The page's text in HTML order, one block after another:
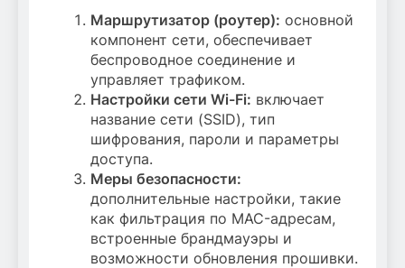
Маршрутизатор (роутер): основной
компонент сети, обеспечивает
беспроводное соединение и
управляет трафиком.
Настройки сети Wi-Fi: включает
название сети (SSID), тип
шифрования, пароли и параметры
доступа.
Меры безопасности:
дополнительные настройки, такие
как фильтрация по MAC-адресам,
встроенные брандмауэры и
возможности обновления прошивки.